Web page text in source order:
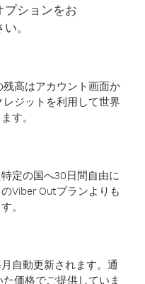
プションをお
。
高はアカウント画面か
ジットを利用して世界
す。
定の国へ30日間自由に
Viber Outプランよりも
。
自動更新されます。通
価格でご提供していま